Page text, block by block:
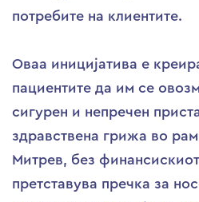
потребите на клиентите.
Оваа иницијатива е
пациентите да им се
сигурен и непречен
здравствена грижа во
Митрев, без
претставува пречка за